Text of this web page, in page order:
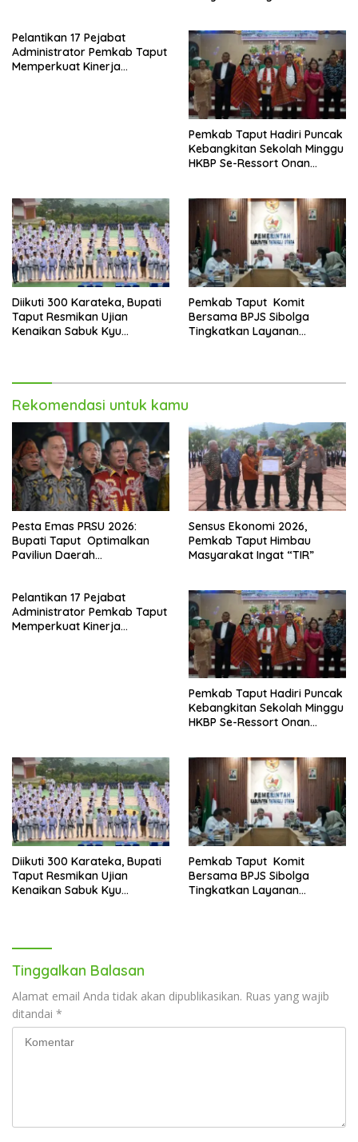
Pelantikan 17 Pejabat
Administrator Pemkab Taput
Memperkuat Kinerja
Pemkab Taput Hadiri Puncak
Kebangkitan Sekolah Minggu
HKBP Se-Ressort Onan
Diikuti 300 Karateka, Bupati
Taput Resmikan Ujian
Kenaikan Sabuk Kyu
Pemkab Taput Komit
Bersama BPJS Sibolga
Tingkatkan Layanan
Rekomendasi untuk kamu
Pesta Emas PRSU 2026:
Bupati Taput Optimalkan
Paviliun Daerah
Sensus Ekonomi 2026,
Pemkab Taput Himbau
Masyarakat Ingat “TIR”
Pelantikan 17 Pejabat
Administrator Pemkab Taput
Memperkuat Kinerja
Pemkab Taput Hadiri Puncak
Kebangkitan Sekolah Minggu
HKBP Se-Ressort Onan
Diikuti 300 Karateka, Bupati
Taput Resmikan Ujian
Kenaikan Sabuk Kyu
Pemkab Taput Komit
Bersama BPJS Sibolga
Tingkatkan Layanan
Tinggalkan Balasan
Alamat email Anda tidak akan dipublikasikan. Ruas yang wajib
ditandai *